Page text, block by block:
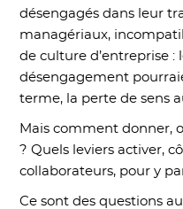
désengagés dans leur
managériaux,
de culture d’entreprise :
désengagement
terme, la perte de sens
Mais comment donner,
? Quels leviers activer,
collaborateurs, pour y
Ce sont des questions